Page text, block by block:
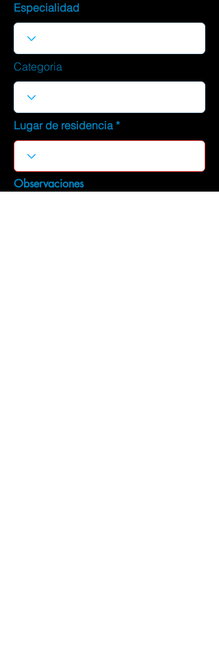
Especialidad
Categoria
Lugar de residencia
Observaciones